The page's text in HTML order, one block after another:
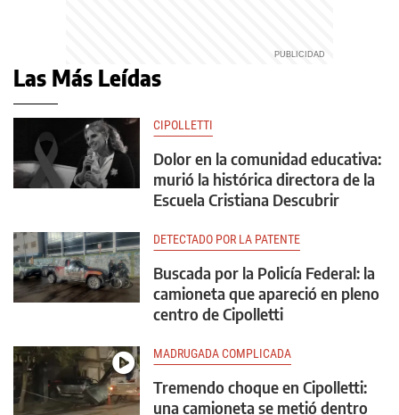
Las Más Leídas
CIPOLLETTI
Dolor en la comunidad educativa:
murió la histórica directora de la
Escuela Cristiana Descubrir
DETECTADO POR LA PATENTE
Buscada por la Policía Federal: la
camioneta que apareció en pleno
centro de Cipolletti
MADRUGADA COMPLICADA
Tremendo choque en Cipolletti:
una camioneta se metió dentro